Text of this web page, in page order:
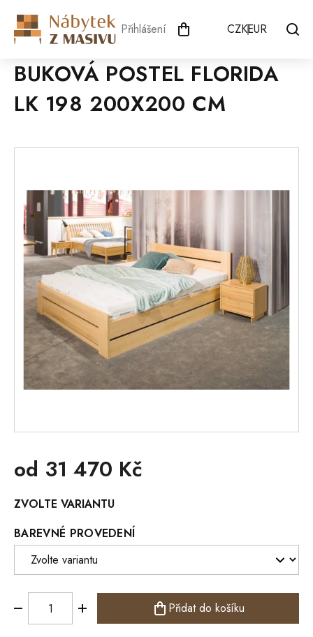
obsah
Přihlášení CZKEUR
BUKOVÁ POSTEL FLORIDA
LK 198 200X200 CM
od 31 470 Kč
cena:
ZVOLTE VARIANTU
BAREVNÉ PROVEDENÍ
Přidat do košíku